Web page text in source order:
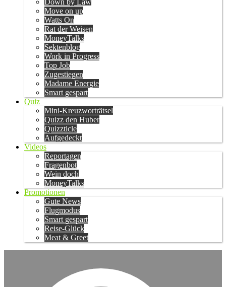
Down by Law
Move on up
Watts On
Rat der Weisen
MoneyTalks
Sektenblog
Work in Progress
Top Job
Zugestiegen
Madame Energie
Smart gespart
Quiz
Mini-Kreuzworträtsel
Quizz den Huber
Quizzticle
Aufgedeckt
Videos
Reportagen
Fragenbot
Wein doch
MoneyTalks
Promotionen
Gute News
Flugmodus
Smart gespart
Reise-Glück
Meat & Greet